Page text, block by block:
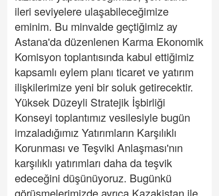
ileri seviyelere ulaşabileceğimize
eminim. Bu minvalde geçtiğimiz ay
Astana'da düzenlenen Karma Ekonomik
Komisyon toplantısında kabul ettiğimiz
kapsamlı eylem planı ticaret ve yatırım
ilişkilerimize yeni bir soluk getirecektir.
Yüksek Düzeyli Stratejik İşbirliği
Konseyi toplantımız vesilesiyle bugün
imzaladığımız Yatırımların Karşılıklı
Korunması ve Teşviki Anlaşması'nın
karşılıklı yatırımları daha da teşvik
edeceğini düşünüyoruz. Bugünkü